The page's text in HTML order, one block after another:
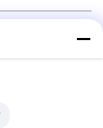
stenter
με
κατάσταση.Τα
κουτί με
κατάλογος